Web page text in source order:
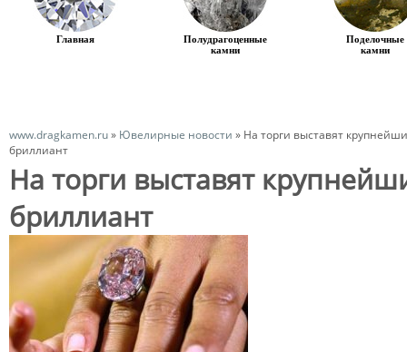
Главная
Полудрагоценные
камни
Поделочные
камни
www.dragkamen.ru» Ювелирные новости » На торги выставят
бриллиант
На торги выставят
бриллиант